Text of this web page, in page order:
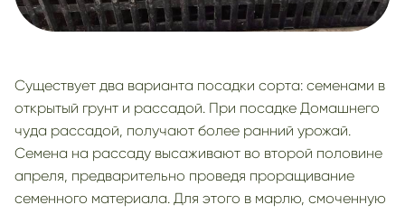
Существует два варианта посадки сорта: семенами в
открытый грунт и рассадой. При посадке Домашнего
чуда рассадой, получают более ранний урожай.
Семена на рассаду высаживают во второй половине
апреля, предварительно проведя проращивание
семенного материала. Для этого в марлю, смоченную